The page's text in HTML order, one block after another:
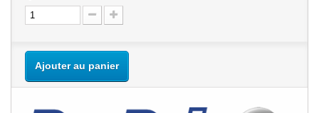
Ajouter au panier